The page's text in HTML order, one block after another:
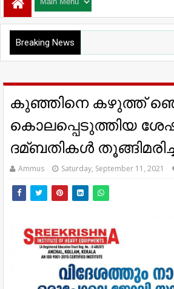
Breaking News
കുഞ്ഞിനെ കഴുത്ത്
കൊലപ്പെടുത്തിയ
ദമ്ബതികള്‍
Ammus Saturday, September 11, 2021